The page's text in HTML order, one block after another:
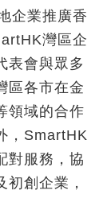
企業推廣香
灣區企
表會與眾多
區各市在金
領域的合作
，SmartHK
對服務，協
創企業，